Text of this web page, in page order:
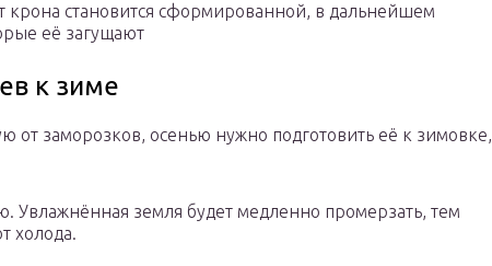
становится сформированной, в дальнейшем
её загущают
к зиме
от заморозков, осенью нужно подготовить её к зимовке,
Увлажнённая земля будет медленно промерзать, тем
холода.